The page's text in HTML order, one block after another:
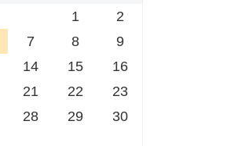
1
2
7 8
9
14 15
16
21 22
23
28 29
30